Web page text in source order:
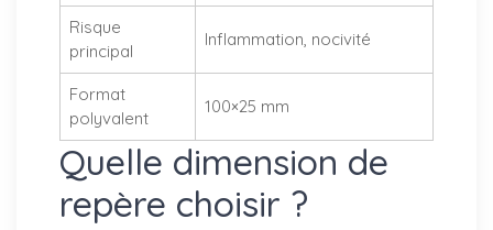
Risque
principal
Inflammation, nocivité
Format
polyvalent
100×25 mm
Quelle dimension de
repère choisir ?